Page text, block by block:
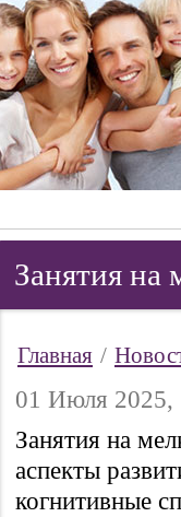
Занятия на
Главная /
01 Июля 2025,
Занятия на
аспекты
когнитивные